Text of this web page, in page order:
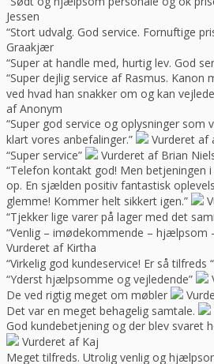
Jessen
“Stort udvalg. God service. Fornuftige
Graakjær
“Super at handle med, hurtig lev. God
“Super dejlig service af Rasmus. Kanon
ved hvad han snakker om og kan
af Anonym
“Super god service og oplysninger som
klart vores anbefalinger.”
Vurderet af
“Super service”
Vurderet af Brian
“Telefon kontakt god! Men betjeningen
op. En sjælden positiv fantastisk
glemme! Kommer helt sikkert igen.”
“Tjekker lige varer på lager med det
“Venlig – imødekommende – hjælpsom
Vurderet af Kirtha
“Virkelig god kundeservice! Er så tilfreds “
“Yderst hjælpsomme og vejledende”
De ved rigtig meget om møbler
Det var en meget behagelig samtale.
God kundebetjening og der blev svaret
Vurderet af Kaj
Meget tilfreds. Utrolig venlig og